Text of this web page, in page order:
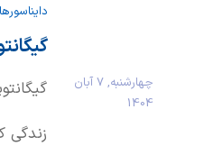
چهارشنبه, 7 آبان
1404
دایناسورها